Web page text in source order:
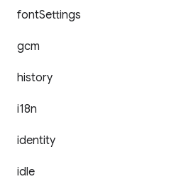
fontSettings
gcm
history
i18n
identity
idle